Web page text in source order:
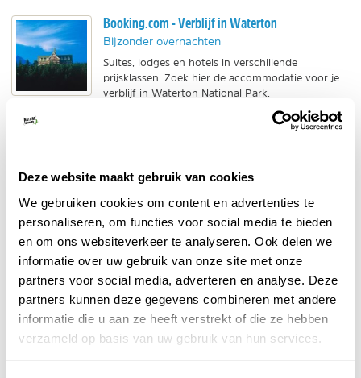
Deze website maakt gebruik van cookies
We gebruiken cookies om content en advertenties te
personaliseren, om functies voor social media te bieden
en om ons websiteverkeer te analyseren. Ook delen we
informatie over uw gebruik van onze site met onze
partners voor social media, adverteren en analyse. Deze
partners kunnen deze gegevens combineren met andere
informatie die u aan ze heeft verstrekt of die ze hebben
verzameld op basis van uw gebruik van hun services.
Booking.com - Verblijf in Waterton
Bijzonder overnachten
Suites, lodges en hotels in verschillende
prijsklassen. Zoek hier de accommodatie voor je
verblijf in Waterton National Park.
Bouwstenen
Verschillende rondreizen en losse modules met
een bezoek aan dit mooie meer. Klaar voor een
BEKIJK
Bijzondere bergen in Waterton